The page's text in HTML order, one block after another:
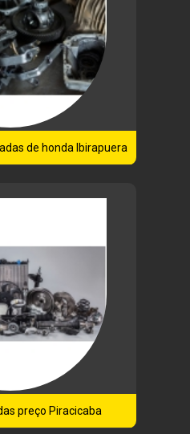
de honda Ibirapuera
preço Piracicaba